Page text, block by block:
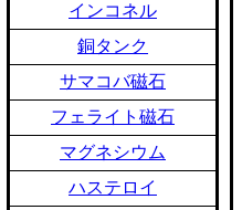
インコネル
銅タンク
サマコバ磁石
フェライト磁石
マグネシウム
ハステロイ